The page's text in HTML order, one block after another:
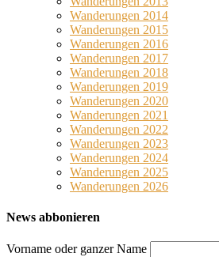
Wanderungen 2014
Wanderungen 2015
Wanderungen 2016
Wanderungen 2017
Wanderungen 2018
Wanderungen 2019
Wanderungen 2020
Wanderungen 2021
Wanderungen 2022
Wanderungen 2023
Wanderungen 2024
Wanderungen 2025
Wanderungen 2026
News abbonieren
Vorname oder ganzer Name